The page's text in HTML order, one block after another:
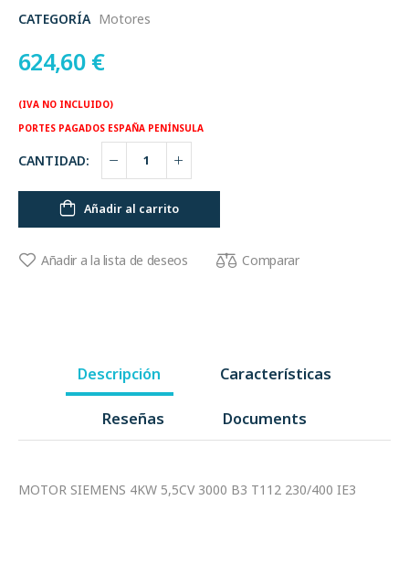
CATEGORÍA Motores
624,60 €
(IVA NO INCLUIDO)
PORTES PAGADOS ESPAÑA PENÍNSULA
CANTIDAD:
Añadir al carrito
Añadir a la lista de deseos Comparar
Descripción Características
Reseñas Documents
MOTOR SIEMENS 4KW 5,5CV 3000 B3 T112 230/400 IE3